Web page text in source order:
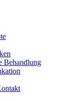
Behandlung